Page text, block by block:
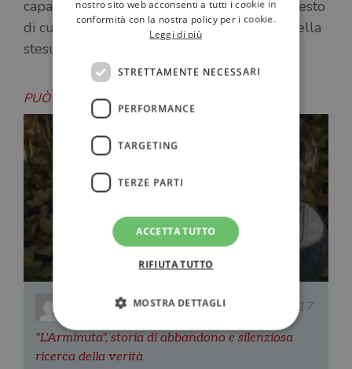
capacità di accompagnarmi nelle zone del testo
di cui non ho avuto piena consapevolezza nella
stesura”.
PUÒ INTERESSARTI ANCHE
Maria Anna Patti 21.02.2017
"L'Arminuta", storia di abbandono e silenziosa
ricerca della verità
nostro sito web acconsenti a tutti i cookie in
conformità con la nostra policy per i cookie.
Leggi di più
STRETTAMENTE NECESSARI
PERFORMANCE
TARGETING
TERZE PARTI
ACCETTA TUTTO
RIFIUTA TUTTO
MOSTRA DETTAGLI
Strettamente necessari